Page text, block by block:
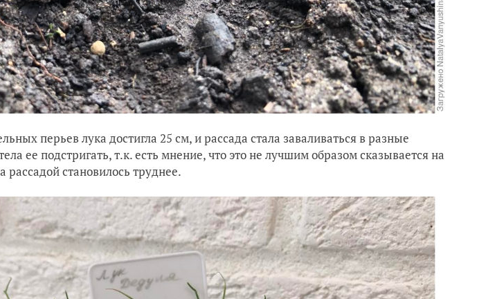
перьев лука достигла 25 см, и рассада стала заваливаться в разные
ее подстригать, т.к. есть мнение, что это не лучшим образом сказывается на
рассадой становилось труднее.